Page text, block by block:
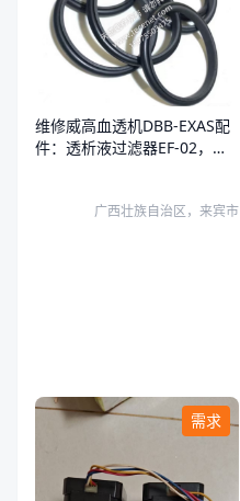
维修威高血透机DBB-EXAS配
件：透析液过滤器EF-02，复
广西壮族自治区，来宾市
需求